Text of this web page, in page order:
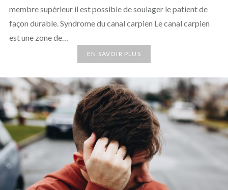
membre supérieur il est possible de soulager le patient de
façon durable. Syndrome du canal carpien Le canal carpien
est une zone de…
EN SAVOIR PLUS